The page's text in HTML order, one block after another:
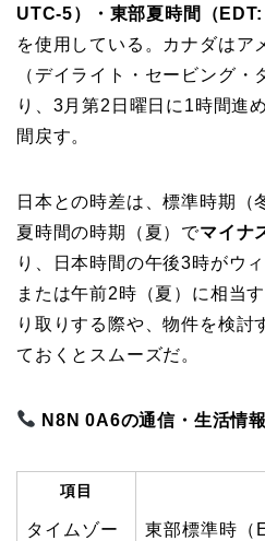
UTC-5）・東部夏時間（
を使用している。カナダはア
（デイライト・セービング・
り、3月第2日曜日に1時間進
間戻す。
日本との時差は、標準時期（
夏時間の時期（夏）でマイナ
り、日本時間の午後3時がウ
または午前2時（夏）に相当
り取りする際や、物件を検討
ておくとスムーズだ。
N8N 0A6の通信・生活情報
項目
タイムゾー
東部標準時（